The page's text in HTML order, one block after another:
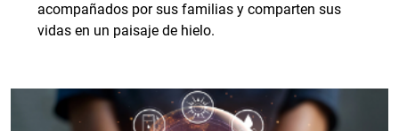
acompañados por sus familias y comparten sus
vidas en un paisaje de hielo.